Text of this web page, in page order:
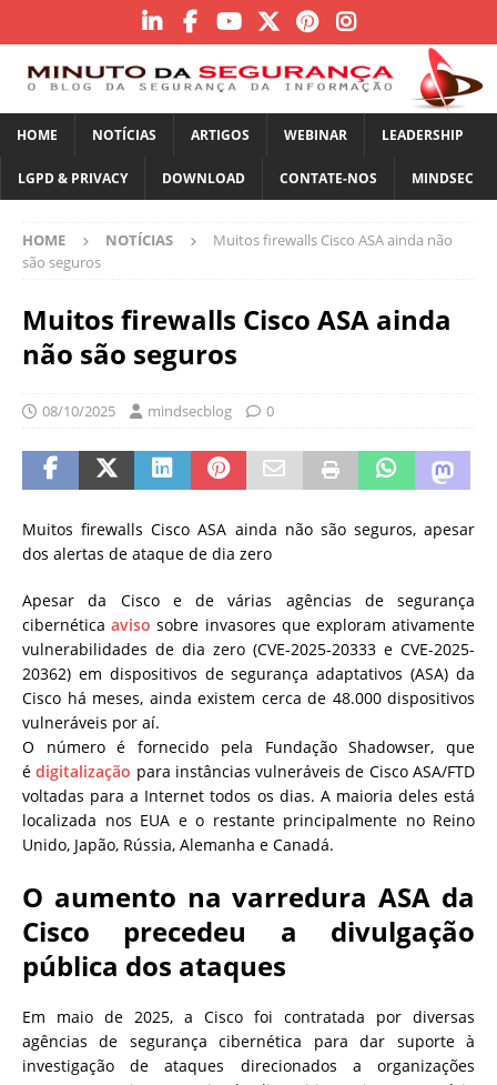
HOME NOTÍCIAS ARTIGOS WEBINAR LEADERSHIP
LGPD & PRIVACY DOWNLOAD CONTATE-NOS MINDSEC
HOME NOTÍCIAS
Muitos firewalls Cisco ASA ainda não
são seguros
Muitos firewalls Cisco ASA ainda
não são seguros
08/10/2025 mindsecblog 0
Muitos firewalls Cisco ASA ainda não são seguros, apesar
dos alertas de ataque de dia zero
Apesar da Cisco e de várias agências de segurança
cibernéticaaviso sobre invasores que exploram ativamente
vulnerabilidades de dia zero (CVE-2025-20333 e CVE-2025-
20362) em dispositivos de segurança adaptativos (ASA) da
Cisco há meses, ainda existem cerca de 48.000 dispositivos
vulneráveis por aí.
O número é fornecido pela Fundação Shadowser, que
édigitalização para instâncias vulneráveis de Cisco ASA/FTD
voltadas para a Internet todos os dias. A maioria deles está
localizada nos EUA e o restante principalmente no Reino
Unido, Japão, Rússia, Alemanha e Canadá.
O aumento na varredura ASA da
Cisco precedeu a divulgação
pública dos ataques
Em maio de 2025, a Cisco foi contratada por diversas
agências de segurança cibernética para dar suporte à
investigação de ataques direcionados a organizações